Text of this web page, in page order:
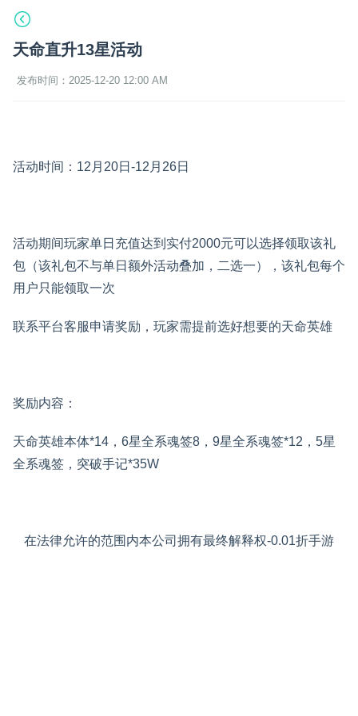
天命直升13星活动
发布时间：2025-12-20 12:00 AM
活动时间：12月20日-12月26日
活动期间玩家单日充值达到实付2000元可以选择领取该礼
包（该礼包不与单日额外活动叠加，二选一），该礼包每个
用户只能领取一次
联系平台客服申请奖励，玩家需提前选好想要的天命英雄
奖励内容：
天命英雄本体*14，6星全系魂签8，9星全系魂签*12，5星
全系魂签，突破手记*35W
在法律允许的范围内本公司拥有最终解释权-0.01折手游